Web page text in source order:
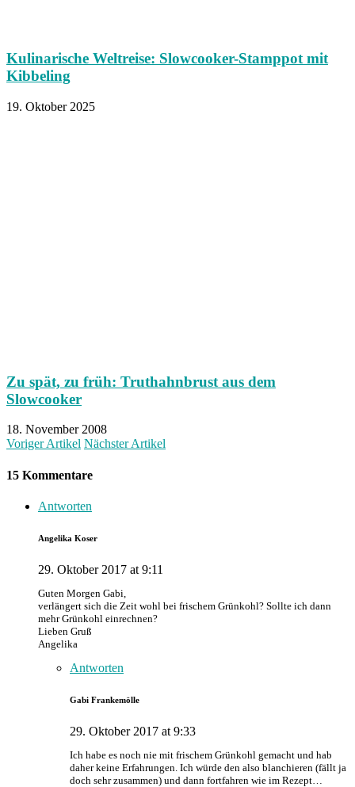
Kulinarische Weltreise: Slowcooker-Stamppot mit
Kibbeling
19. Oktober 2025
Zu spät, zu früh: Truthahnbrust aus dem
Slowcooker
18. November 2008
Voriger Artikel Nächster Artikel
15 Kommentare
Antworten
Angelika Koser
29. Oktober 2017 at 9:11
Guten Morgen Gabi,
verlängert sich die Zeit wohl bei frischem Grünkohl? Sollte ich dann
mehr Grünkohl einrechnen?
Lieben Gruß
Angelika
Antworten
Gabi Frankemölle
29. Oktober 2017 at 9:33
Ich habe es noch nie mit frischem Grünkohl gemacht und hab
daher keine Erfahrungen. Ich würde den also blanchieren (fällt ja
doch sehr zusammen) und dann fortfahren wie im Rezept…